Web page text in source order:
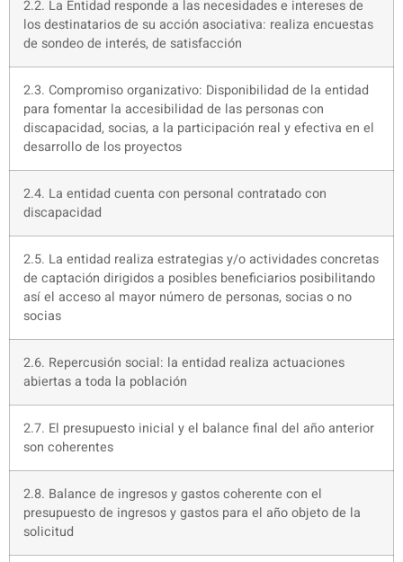
2.2. La Entidad responde a las necesidades e intereses de
los destinatarios de su acción asociativa: realiza encuestas
de sondeo de interés, de satisfacción
2.3. Compromiso organizativo: Disponibilidad de la entidad
para fomentar la accesibilidad de las personas con
discapacidad, socias, a la participación real y efectiva en el
desarrollo de los proyectos
2.4. La entidad cuenta con personal contratado con
discapacidad
2.5. La entidad realiza estrategias y/o actividades concretas
de captación dirigidos a posibles beneficiarios posibilitando
así el acceso al mayor número de personas, socias o no
socias
2.6. Repercusión social: la entidad realiza actuaciones
abiertas a toda la población
2.7. El presupuesto inicial y el balance final del año anterior
son coherentes
2.8. Balance de ingresos y gastos coherente con el
presupuesto de ingresos y gastos para el año objeto de la
solicitud